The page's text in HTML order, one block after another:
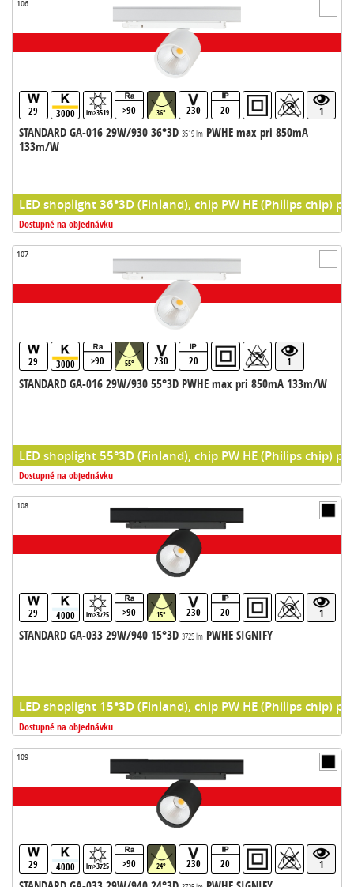
106
29 3000 lm>3519 >90 36° 230 20 1
STANDARD GA-016 29W/930 36°3D 3519 lmPWHE max pri 850mA
133m/W
LED shoplight 36°3D (Finland), chip PW HE (Philips chip)
Dostupné na objednávku
107
29 3000 >90 55° 230 20 1
STANDARD GA-016 29W/930 55°3D PWHE max pri 850mA 133m/W
LED shoplight 55°3D (Finland), chip PW HE (Philips chip)
Dostupné na objednávku
108
29 4000 lm>3725 >90 15° 230 20 1
STANDARD GA-033 29W/940 15°3D 3725 lmPWHE SIGNIFY
LED shoplight 15°3D (Finland), chip PW HE (Philips chip)
Dostupné na objednávku
109
29 4000 lm>3725 >90 24° 230 20 1